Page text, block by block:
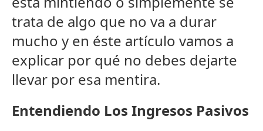
trata de algo que no va a durar
mucho y en éste artículo vamos a
explicar por qué no debes dejarte
llevar por esa mentira.
Entendiendo Los Ingresos Pasivos